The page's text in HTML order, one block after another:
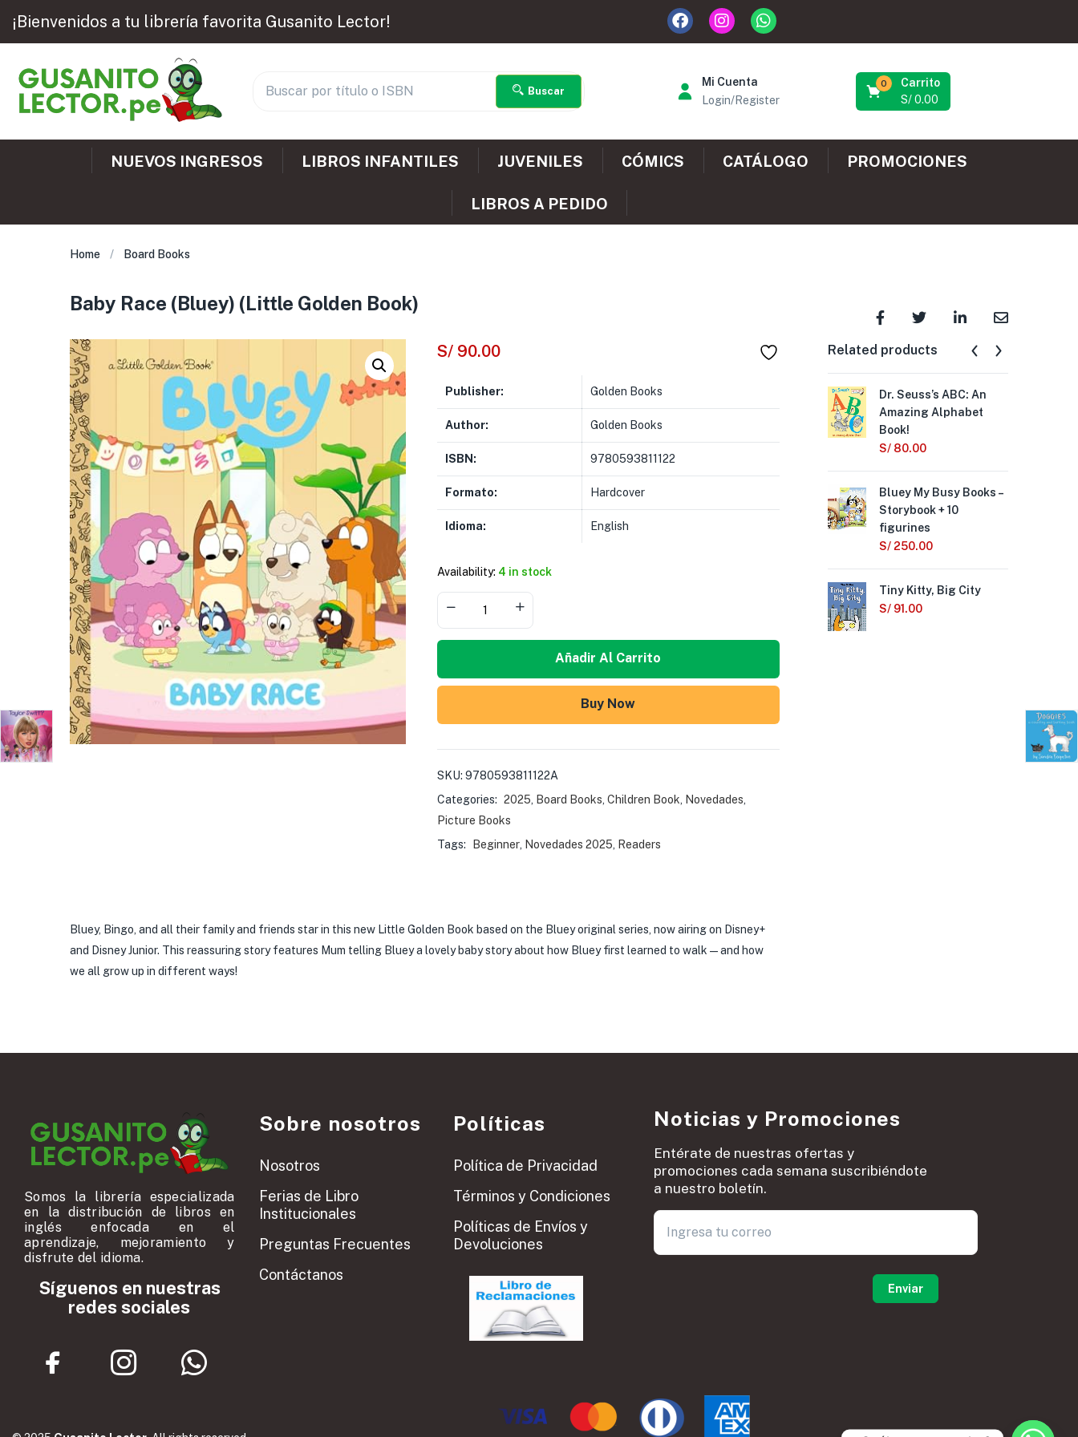
¡Bienvenidos a tu librería favorita Gusanito Lector!
Buscar
Mi Cuenta
Login/Register
Carrito
0
S/0.00
NUEVOS INGRESOS LIBROS INFANTILES JUVENILES CÓMICS CATÁLOGO PROMOCIONES
LIBROS A PEDIDO
Home Board Books
Baby Race (Bluey) (Little Golden Book)
S/90.00
Publisher: Golden Books
Author: Golden Books
ISBN: 9780593811122
Formato: Hardcover
Idioma: English
Availability: 4 in stock
Añadir Al Carrito
Buy Now
SKU: 9780593811122A
Categories: 2025 Board Books Children Book Novedades
Picture Books
Tags:
Beginner, Novedades 2025 Readers
Bluey, Bingo, and all their family and friends star in this new Little Golden Book based on the Bluey original series, now airing on Disney+
and Disney Junior. This reassuring story features Mum telling Bluey a lovely baby story about how Bluey first learned to walk—and how
we all grow up in different ways!
Related products
Dr. Seuss’s ABC: An
Amazing Alphabet
Book!
S/ 80.00
Bluey My Busy Books –
Storybook + 10
figurines
S/ 250.00
Tiny Kitty, Big City
S/ 91.00
Somos la librería especializada
en la distribución de libros en
inglés enfocada en el
aprendizaje, mejoramiento y
disfrute del idioma.
Síguenos en nuestras
redes sociales
Sobre nosotros
Nosotros
Ferias de Libro
Institucionales
Preguntas Frecuentes
Contáctanos
Políticas
Política de Privacidad
Términos y Condiciones
Políticas de Envíos y
Devoluciones
Noticias y Promociones
Entérate de nuestras ofertas y
promociones cada semana suscribiéndote
a nuestro boletín.